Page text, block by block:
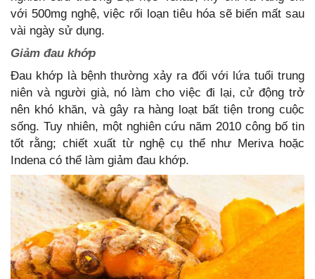
với 500mg nghệ, việc rối loạn tiêu hóa sẽ biến mất sau
vài ngày sử dụng.
Giảm đau khớp
Đau khớp là bệnh thường xảy ra đối với lứa tuổi trung
niên và người già, nó làm cho việc đi lại, cử động trở
nên khó khăn, và gây ra hàng loạt bất tiện trong cuộc
sống. Tuy nhiên, một nghiên cứu năm 2010 công bố tin
tốt rằng; chiết xuất từ nghệ cụ thể như Meriva hoặc
Indena có thể làm giảm đau khớp.